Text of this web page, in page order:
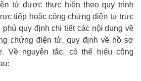
tử được thực hiện theo quy trình
tiếp hoặc công chứng điện tử trực
phủ quy định chi tiết các nội dung về
chứng điện tử, quy định về hồ sơ
Về nguyên tắc, có thể hiểu công